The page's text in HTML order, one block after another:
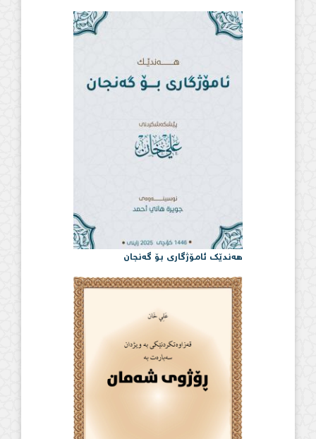
هەندێک ئامۆژگاری بۆ گەنجان